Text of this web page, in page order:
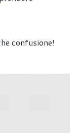
confusione!